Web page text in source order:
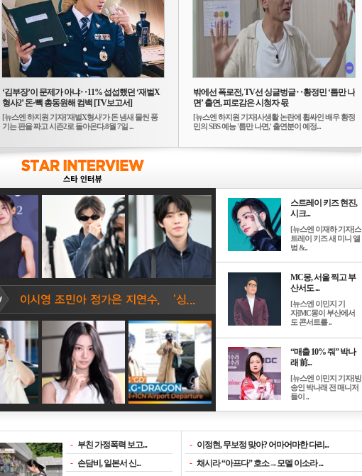
‘김부장’이 문제가 아냐‥11% 섭섭했던 ‘재벌X
형사2’ 돈·빽 총동원해 컴백 [TV보고서]
[뉴스엔 하지원 기자]'재벌X형사'가 돈 냄새 물씬 풍
기는 판을 짜고 시즌2로 돌아온다.8월 7일 ...
밖에선 폭로전, TV선 싱글벙글‥황정민 ‘틈만 나
면’ 출연, 피로감은 시청자 몫
[뉴스엔 하지원 기자]사생활 논란에 휩싸인 배우 황정
민의 SBS 예능 '틈만 나면,' 출연분이 예정...
스트레이 키즈 현진,
시크...
[뉴스엔 이재하 기자]스
트레이 키즈 새 미니 앨
범 &..
MC몽, 서울 찍고 부
산서도 ...
[뉴스엔 이민지 기
자]MC몽이 부산에서
도 콘서트를 ..
“매출 10% 줘” 박나
래 前...
[뉴스엔 이민지 기자]방
송인 박나래 전 매니저
들이 ..
- 부친 가정폭력 보고...
- 손담비, 일본서 신...
- 이정현, 무보정 맞아? 어마어마한 다리...
- 채시라 “아프다” 호소→모델 이소라 ...